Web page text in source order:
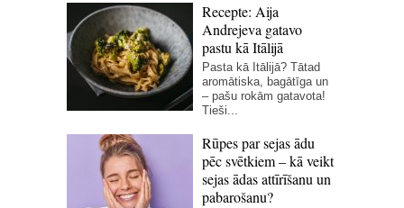
Recepte: Aija
Andrejeva gatavo
pastu kā Itālijā
Pasta kā Itālijā? Tātad
aromātiska, bagātīga un
– pašu rokām gatavota!
Tieši...
Rūpes par sejas ādu
pēc svētkiem – kā veikt
sejas ādas attīrīšanu un
pabarošanu?